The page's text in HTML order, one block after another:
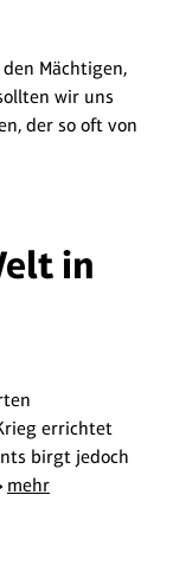
Mächtigen,
wir uns
der so oft von
in
errichtet
birgt jedoch
mehr